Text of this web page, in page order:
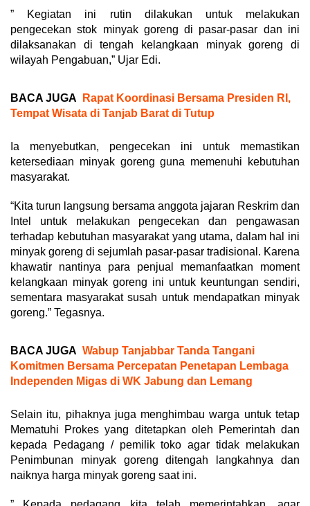
” Kegiatan ini rutin dilakukan untuk melakukan
pengecekan stok minyak goreng di pasar-pasar dan ini
dilaksanakan di tengah kelangkaan minyak goreng di
wilayah Pengabuan,” Ujar Edi.
BACA JUGA
Rapat Koordinasi Bersama Presiden RI,
Tempat Wisata di Tanjab Barat di Tutup
Ia menyebutkan, pengecekan ini untuk memastikan
ketersediaan minyak goreng guna memenuhi kebutuhan
masyarakat.
“Kita turun langsung bersama anggota jajaran Reskrim dan
Intel untuk melakukan pengecekan dan pengawasan
terhadap kebutuhan masyarakat yang utama, dalam hal ini
minyak goreng di sejumlah pasar-pasar tradisional. Karena
khawatir nantinya para penjual memanfaatkan moment
kelangkaan minyak goreng ini untuk keuntungan sendiri,
sementara masyarakat susah untuk mendapatkan minyak
goreng.” Tegasnya.
BACA JUGA Wabup Tanjabbar Tanda Tangani
Komitmen Bersama Percepatan Penetapan Lembaga
Independen Migas di WK Jabung dan Lemang
Selain itu, pihaknya juga menghimbau warga untuk tetap
Mematuhi Prokes yang ditetapkan oleh Pemerintah dan
kepada Pedagang / pemilik toko agar tidak melakukan
Penimbunan minyak goreng ditengah langkahnya dan
naiknya harga minyak goreng saat ini.